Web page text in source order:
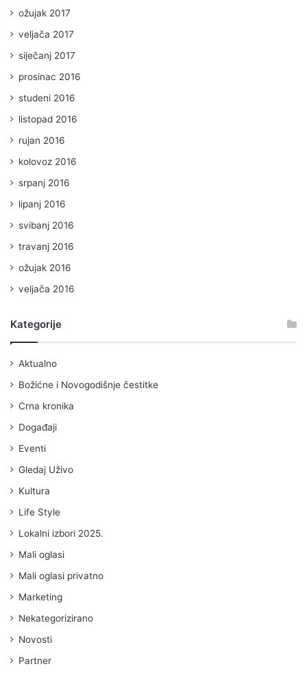
ožujak 2017
veljača 2017
siječanj 2017
prosinac 2016
studeni 2016
listopad 2016
rujan 2016
kolovoz 2016
srpanj 2016
lipanj 2016
svibanj 2016
travanj 2016
ožujak 2016
veljača 2016
Kategorije
Aktualno
Božićne i Novogodišnje čestitke
Crna kronika
Događaji
Eventi
Gledaj Uživo
Kultura
Life Style
Lokalni izbori 2025.
Mali oglasi
Mali oglasi privatno
Marketing
Nekategorizirano
Novosti
Partner